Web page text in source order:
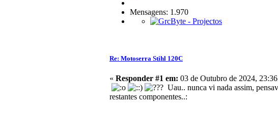
Mensagens: 1.970
Re: Motoserra Stihl 120C
« Responder #1 em: 03 de Outubro de 2024,
Uau.. nunca vi nada assim,
restantes componentes..: